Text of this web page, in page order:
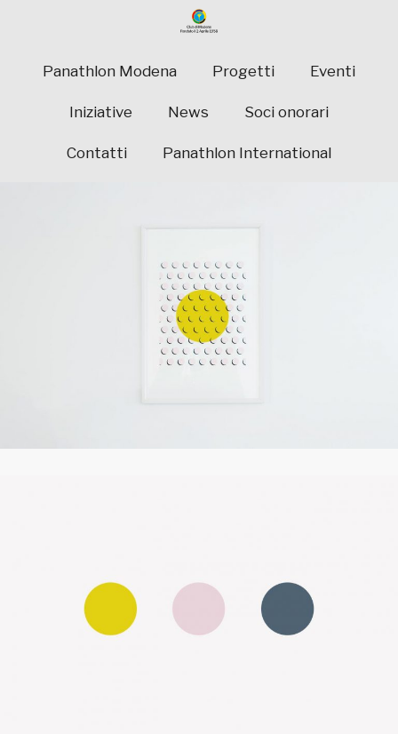
Panathlon Modena Progetti Eventi
Iniziative News Soci onorari
Contatti Panathlon International